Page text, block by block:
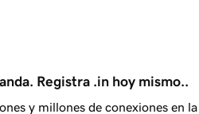
Registra .in hoy mismo..
y millones de conexiones en la